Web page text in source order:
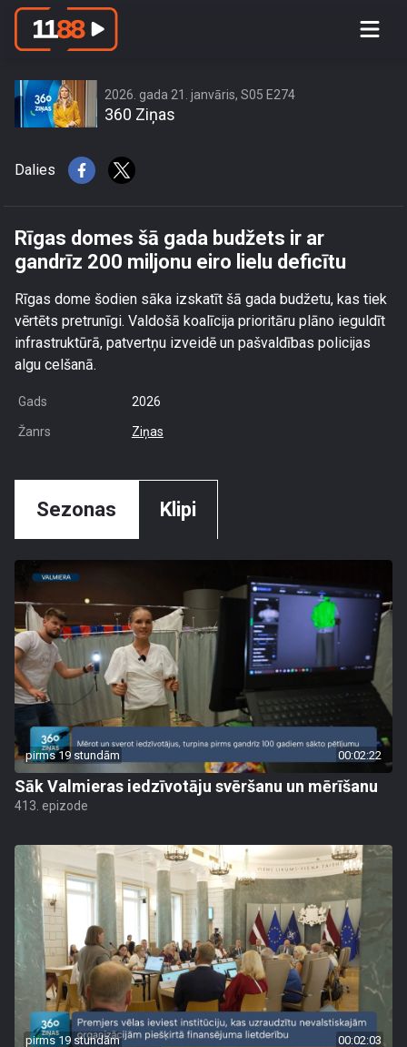
Rīgas domes šā gada budžets ir ar
2026. gada 21. janvāris, S05 E274
360 Ziņas
Dalies
Rīgas domes šā gada budžets ir ar
gandrīz 200 miljonu eiro lielu deficītu
Rīgas dome šodien sāka izskatīt šā gada budžetu, kas tiek
vērtēts pretrunīgi. Valdošā koalīcija prioritāru plāno ieguldīt
infrastruktūrā, patvertņu izveidē un pašvaldības policijas
algu celšanā.
Gads 2026
Žanrs Ziņas
Sezonas Klipi
pirms 19 stundām 00:02:22
Sāk Valmieras iedzīvotāju svēršanu un mērīšanu
413. epizode
pirms 19 stundām 00:02:03